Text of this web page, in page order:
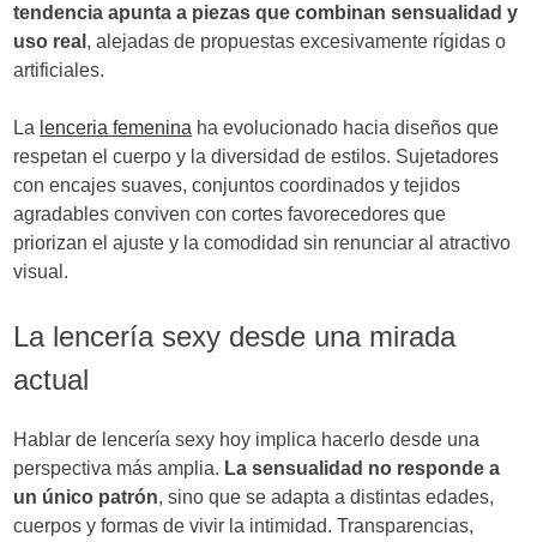
tendencia apunta a piezas que combinan sensualidad y
uso real , alejadas de propuestas excesivamente rígidas o
artificiales.
La lenceria femenina ha evolucionado hacia diseños que
respetan el cuerpo y la diversidad de estilos. Sujetadores
con encajes suaves, conjuntos coordinados y tejidos
agradables conviven con cortes favorecedores que
priorizan el ajuste y la comodidad sin renunciar al atractivo
visual.
La lencería sexy desde una mirada
actual
Hablar de lencería sexy hoy implica hacerlo desde una
perspectiva más amplia. La sensualidad no responde a
un único patrón, sino que se adapta a distintas edades,
cuerpos y formas de vivir la intimidad. Transparencias,